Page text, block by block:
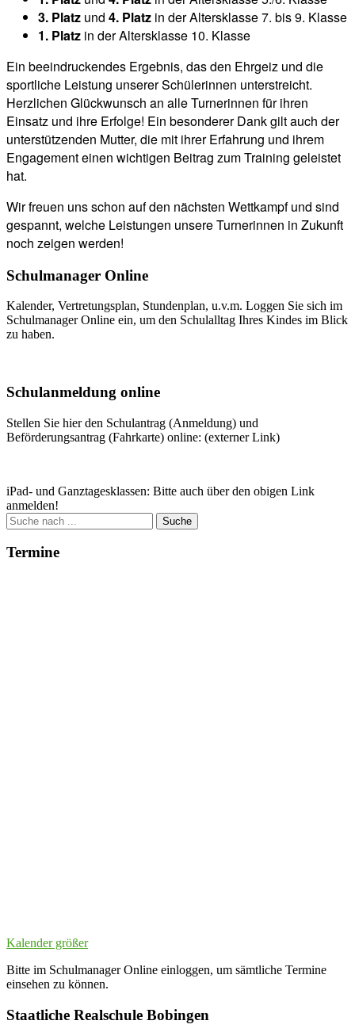
3. Platz und 4. Platz in der Altersklasse 7. bis 9. Klasse
1. Platz in der Altersklasse 10. Klasse
Ein beeindruckendes Ergebnis, das den Ehrgeiz und die
sportliche Leistung unserer Schülerinnen unterstreicht.
Herzlichen Glückwunsch an alle Turnerinnen für ihren
Einsatz und ihre Erfolge! Ein besonderer Dank gilt auch der
unterstützenden Mutter, die mit ihrer Erfahrung und ihrem
Engagement einen wichtigen Beitrag zum Training geleistet
hat.
Wir freuen uns schon auf den nächsten Wettkampf und sind
gespannt, welche Leistungen unsere Turnerinnen in Zukunft
noch zeigen werden!
Schulmanager Online
Kalender, Vertretungsplan, Stundenplan, u.v.m. Loggen Sie sich im
Schulmanager Online ein, um den Schulalltag Ihres Kindes im Blick
zu haben.
Schulanmeldung online
Stellen Sie hier den Schulantrag (Anmeldung) und
Beförderungsantrag (Fahrkarte) online: (externer Link)
iPad- und Ganztagesklassen: Bitte auch über den obigen Link
anmelden!
Suche
nach:
Termine
Kalender größer
Bitte im Schulmanager Online einloggen, um sämtliche Termine
einsehen zu können.
Staatliche Realschule Bobingen